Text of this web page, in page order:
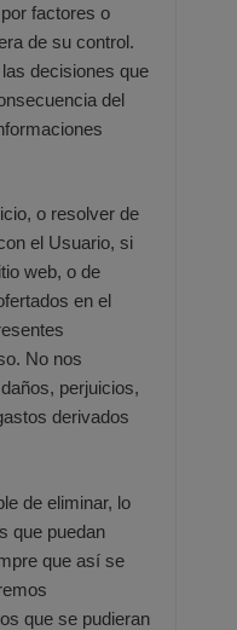
factores o
de su control.
decisiones que
del
o resolver de
el Usuario, si
web, o de
en el
No nos
perjuicios,
derivados
de eliminar, lo
que puedan
que así se
que se pudieran